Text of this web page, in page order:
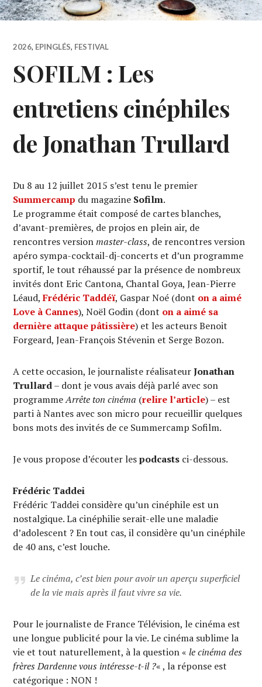
2026, EPINGLÉS, FESTIVAL
SOFILM : Les
entretiens cinéphiles
de Jonathan Trullard
Du 8 au 12 juillet 2015 s’est tenu le premier
Summercamp du magazine Sofilm.
Le programme était composé de cartes blanches,
d’avant-premières, de projos en plein air, de
rencontres versionmaster-class, de rencontres version
apéro sympa-cocktail-dj-concerts et d’un programme
sportif, le tout réhaussé par la présence de nombreux
invités dont Eric Cantona, Chantal Goya, Jean-Pierre
Léaud,Frédéric Taddéï, Gaspar Noé (dont on a aimé
Love à Cannes), Noël Godin (dont on a aimé sa
dernière attaque pâtissière) et les acteurs Benoit
Forgeard, Jean-François Stévenin et Serge Bozon.
A cette occasion, le journaliste réalisateurJonathan
Trullard– dont je vous avais déjà parlé avec son
programmeArrête ton cinéma (relire l’article) – est
parti à Nantes avec son micro pour recueillir quelques
bons mots des invités de ce Summercamp Sofilm.
Je vous propose d’écouter lespodcasts ci-dessous.
Frédéric Taddei
Frédéric Taddei considère qu’un cinéphile est un
nostalgique. La cinéphilie serait-elle une maladie
d’adolescent ? En tout cas, il considère qu’un cinéphile
de 40 ans, c’est louche.
Le cinéma, c’est bien pour avoir un aperçu superficiel
de la vie mais après il faut vivre sa vie.
Pour le journaliste de France Télévision, le cinéma est
une longue publicité pour la vie. Le cinéma sublime la
vie et tout naturellement, à la question «le cinéma des
frères Dardenne vous intéresse-t-il ?« , la réponse est
catégorique : NON !